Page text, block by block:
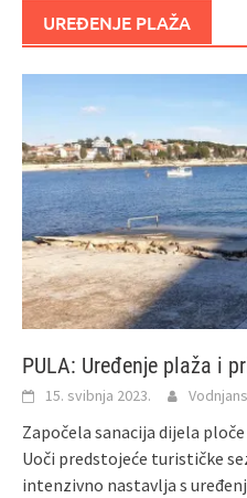
UREĐENJE PLAŽA
PULA: Uređenje plaža i
15. svibnja 2023.
Započela sanacija dijela
Uoči predstojeće turističke
intenzivno nastavlja s